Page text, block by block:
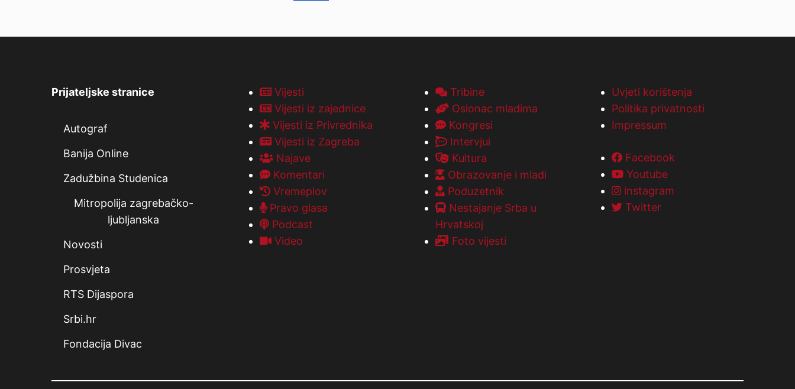
Prijateljske stranice
Autograf
Banija Online
Zadužbina Studenica
Mitropolija zagrebačko-
ljubljanska
Novosti
Prosvjeta
RTS Dijaspora
Srbi.hr
Fondacija Divac
Vijesti
Vijesti iz zajednice
Vijesti iz Privrednika
Vijesti iz Zagreba
Najave
Komentari
Vremeplov
Pravo glasa
Podcast
Video
Tribine
Oslonac mladima
Kongresi
Intervjui
Kultura
Obrazovanje i mladi
Poduzetnik
Nestajanje Srba u
Hrvatskoj
Foto vijesti
Uvjeti korištenja
Politika privatnosti
Impressum
Facebook
Youtube
instagram
Twitter